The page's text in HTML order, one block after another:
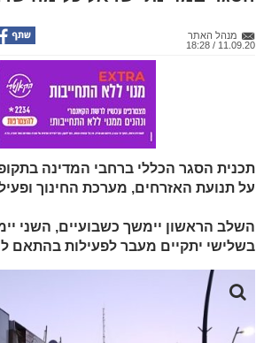
מנהל האתר
11.09.20 / 18:28
תכנית הסגר הכללי ברחבי המדינה
על תנועת האזרחים, מערכת החינוך
בשלישי יתקיים מעבר לפעילות בהתאם